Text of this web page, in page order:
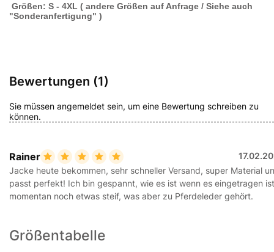
Größen: S - 4XL ( andere Größen auf Anfrage / Siehe auch
"Sonderanfertigung" )
Bewertungen (1)
Sie müssen angemeldet sein, um eine Bewertung schreiben zu
können.
Rainer
Jacke heute bekommen, sehr schneller Versand, super Material
passt perfekt! Ich bin gespannt, wie es ist wenn es eingetragen
momentan noch etwas steif, was aber zu Pferdeleder gehört.
Größentabelle